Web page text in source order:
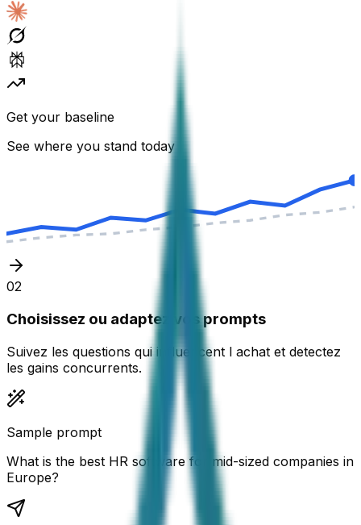
Get your baseline
See where you stand today
02
Choisissez ou adaptez vos prompts
Suivez les questions qui influencent l achat et detectez
les gains concurrents.
Sample prompt
What is the best HR software for mid-sized companies in
Europe?